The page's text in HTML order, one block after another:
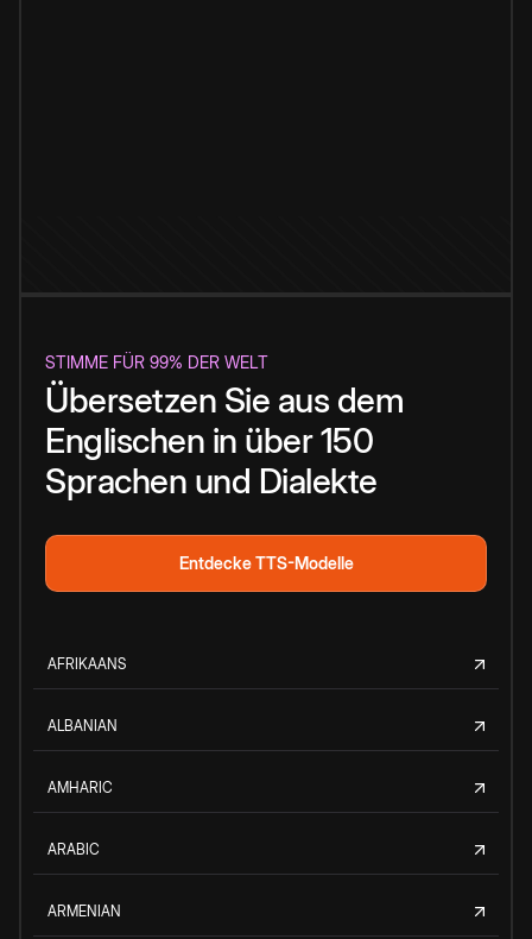
STIMME FÜR 99% DER WELT
Übersetzen Sie aus dem
Englischen in über 150
Sprachen und Dialekte
Entdecke TTS-Modelle
AFRIKAANS
ALBANIAN
AMHARIC
ARABIC
ARMENIAN